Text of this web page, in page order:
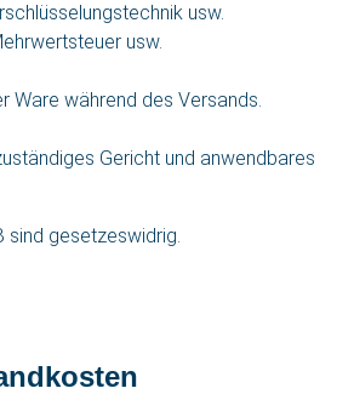
usw.
usw.
Ware während des Versands.
Gericht und anwendbares
sind gesetzeswidrig.